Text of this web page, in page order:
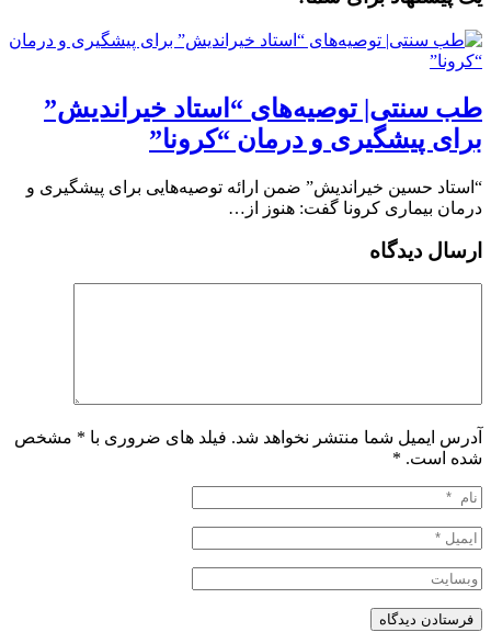
طب سنتی| توصیه‌‌های “استاد خیراندیش”
برای پیشگیری و درمان “کرونا”
“استاد حسین خیراندیش” ضمن ارائه توصیه‌‌هایی برای پیشگیری و
درمان بیماری کرونا گفت: هنوز از…
ارسال دیدگاه
آدرس ایمیل شما منتشر نخواهد شد. فیلد های ضروری با * مشخص
شده است. *